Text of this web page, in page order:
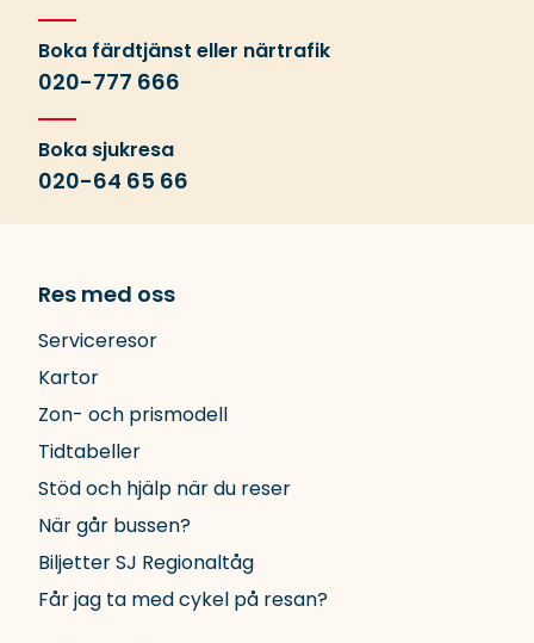
Boka färdtjänst eller närtrafik
020-777 666
Boka sjukresa
020-64 65 66
Res med oss
Serviceresor
Kartor
Zon- och prismodell
Tidtabeller
Stöd och hjälp när du reser
När går bussen?
Biljetter SJ Regionaltåg
Får jag ta med cykel på resan?